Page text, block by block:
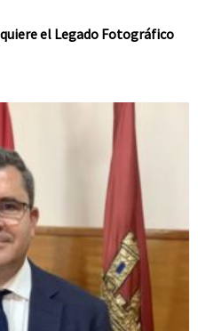
el Legado Fotográfico